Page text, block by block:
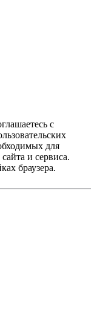
с
для
и сервиса.
браузера.